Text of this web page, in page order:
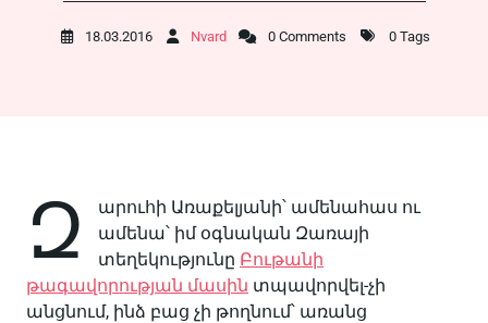
18.03.2016 Nvard 0 Comments 0 Tags
Զ
արուհի Առաքելյանի՝ ամենահաս ու
ամենա՝ իմ օգնական Զառայի
տեղեկությունը Բութանի
թագավորության մասին տպավորվել-չի
անցնում, ինձ բաց չի թողնում՝ առանց